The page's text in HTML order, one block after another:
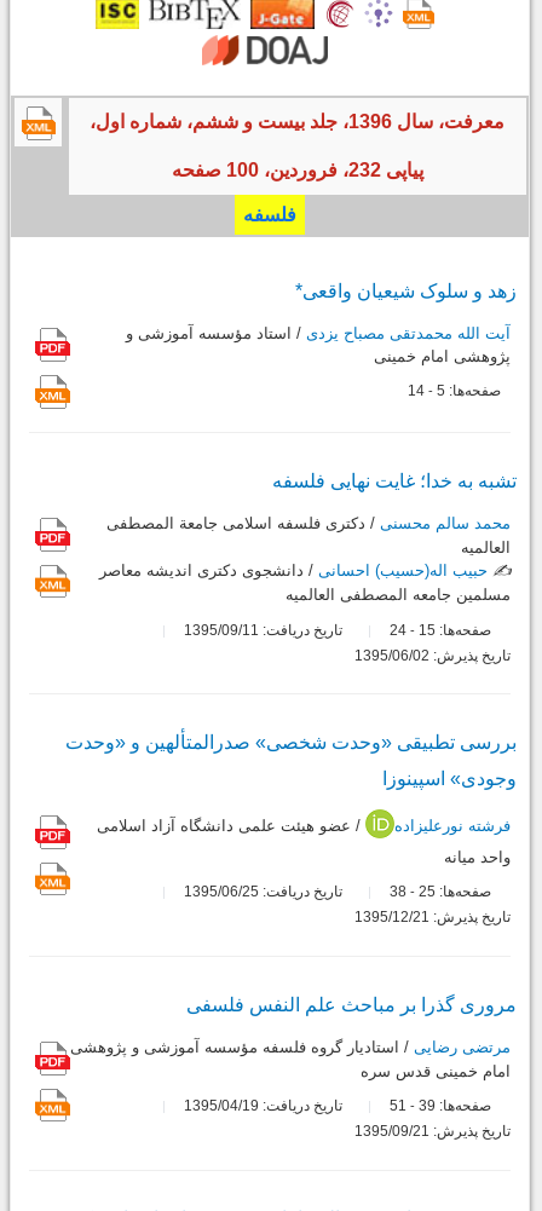
معرفت، سال 1396، جلد بیست و ششم، شماره اول،
پیاپی 232، فروردین، 100 صفحه
فلسفه
زهد و سلوک شیعیان واقعى*
آیت الله محمدتقی مصباح یزدی / استاد مؤسسه آموزشی و
پژوهشی امام خمینی
صفحه‌ها: 5
-
تشبه به خدا؛ غایت نهایى فلسفه
محمد سالم محسنی / دکترى فلسفه اسلامى جامعة المصطفى
العالمیه
✍️ حبیب اله(حسیب) احسانی / دانشجوى دکترى اندیشه معاصر
مسلمین جامعه المصطفى العالمیه
صفحه‌ها: 15
-
تاریخ دریافت: 1395/09/11
تاریخ پذیرش: 1395/06/02
بررسى تطبیقى «وحدت شخصى» صدرالمتألهین و «وحدت
وجودى» اسپینوزا
فرشته نورعلیزاده
/ عضو هیئت علمى دانشگاه آزاد اسلامى
واحد میانه
صفحه‌ها: 25
-
تاریخ دریافت: 1395/06/25
تاریخ پذیرش: 1395/12/21
مرورى گذرا بر مباحث علم النفس فلسفى
مرتضی رضایی / استادیار گروه فلسفه مؤسسه آموزشى و پژوهشى
امام خمینى قدس سره
صفحه‌ها: 39
-
تاریخ دریافت: 1395/04/19
تاریخ پذیرش: 1395/09/21